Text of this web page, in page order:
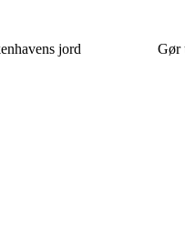
jord
Gør